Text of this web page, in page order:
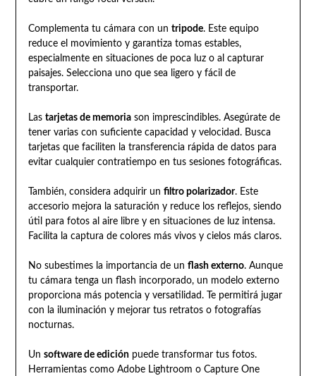
Complementa tu cámara con un tripode. Este equipo
reduce el movimiento y garantiza tomas estables,
especialmente en situaciones de poca luz o al capturar
paisajes. Selecciona uno que sea ligero y fácil de
transportar.
Las tarjetas de memoriason imprescindibles. Asegúrate de
tener varias con suficiente capacidad y velocidad. Busca
tarjetas que faciliten la transferencia rápida de datos para
evitar cualquier contratiempo en tus sesiones fotográficas.
También, considera adquirir un filtro polarizador. Este
accesorio mejora la saturación y reduce los reflejos, siendo
útil para fotos al aire libre y en situaciones de luz intensa.
Facilita la captura de colores más vivos y cielos más claros.
No subestimes la importancia de un flash externo. Aunque
tu cámara tenga un flash incorporado, un modelo externo
proporciona más potencia y versatilidad. Te permitirá jugar
con la iluminación y mejorar tus retratos o fotografías
nocturnas.
Un software de ediciónpuede transformar tus fotos.
Herramientas como Adobe Lightroom o Capture One